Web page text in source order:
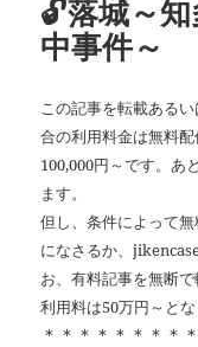
🔓落城～
中事件～
この記事を転載ある
合の利用料金は無料
100,000円～です。あ
ます。
但し、条件によって
になさるか、
お、有料記事を無断
利用料は50万円～とな
＊＊＊＊＊＊＊＊